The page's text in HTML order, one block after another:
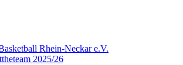
Rhein-Neckar e.V.
2025/26